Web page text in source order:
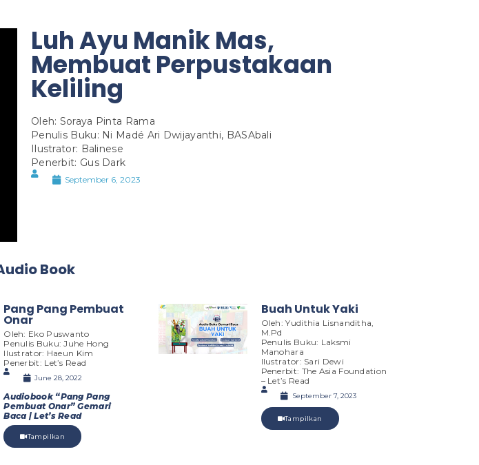
Luh Ayu Manik Mas,
Membuat Perpustakaan
Keliling
Oleh: Soraya Pinta Rama
Penulis Buku: Ni Madé Ari Dwijayanthi, BASAbali
Ilustrator: Balinese
Penerbit: Gus Dark
September 6, 2023
Book
Pang Pang Pembuat
Onar
Oleh: Eko Puswanto
Penulis Buku: Juhe Hong
Ilustrator: Haeun Kim
Penerbit: Let’s Read
June 28, 2022
Audiobook “Pang Pang
Pembuat Onar” Gemari
Baca | Let’s Read
Tampilkan
Buah Untuk Yaki
Oleh: Yudithia Lisnanditha,
M.Pd
Penulis Buku: Laksmi
Manohara
Ilustrator: Sari Dewi
Penerbit: The Asia Foundation
– Let’s Read
September 7, 2023
Tampilkan